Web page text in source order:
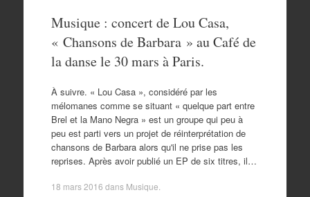
Musique : concert de Lou Casa,
« Chansons de Barbara » au Café de
la danse le 30 mars à Paris.
À suivre. « Lou Casa », considéré par les
mélomanes comme se situant « quelque part entre
Brel et la Mano Negra » est un groupe qui peu à
peu est parti vers un projet de réinterprétation de
chansons de Barbara alors qu'il ne prise pas les
reprises. Après avoir publié un EP de six titres, il…
18 mars 2016 dans Musique